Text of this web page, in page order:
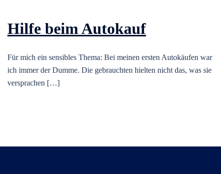
Hilfe beim Autokauf
Für mich ein sensibles Thema: Bei meinen ersten Autokäufen war
ich immer der Dumme. Die gebrauchten hielten nicht das, was sie
versprachen […]